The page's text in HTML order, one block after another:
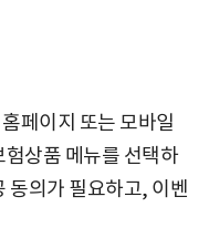
페이지 또는 모바일
상품 메뉴를 선택하
동의가 필요하고, 이벤